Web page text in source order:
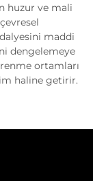
huzur ve mali
maddi
dengelemeye
ortamları
haline getirir.